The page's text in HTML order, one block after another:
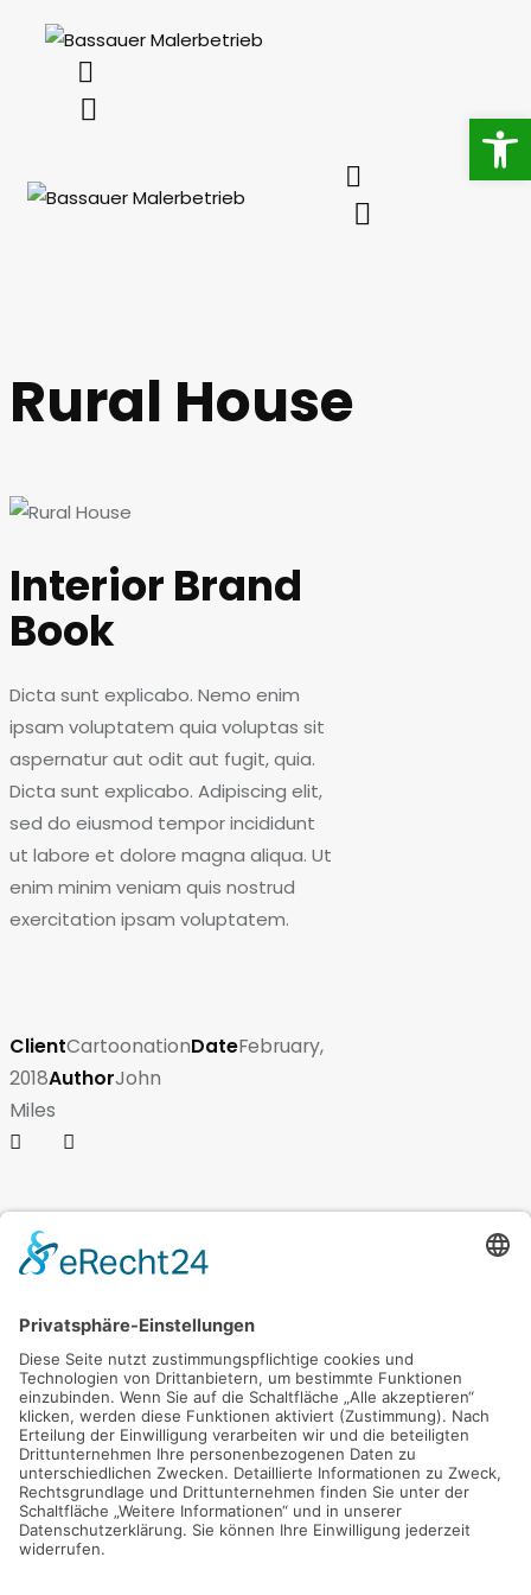
Rural House
Interior Brand
Book
Dicta sunt explicabo. Nemo enim
ipsam voluptatem quia voluptas sit
aspernatur aut odit aut fugit, quia.
Dicta sunt explicabo. Adipiscing elit,
sed do eiusmod tempor incididunt
ut labore et dolore magna aliqua. Ut
enim minim veniam quis nostrud
exercitation ipsam voluptatem.
ClientCartoonationDateFebruary,
2018AuthorJohn
Miles
You
May
Also
Like Interiors
Southern Day
Interiors,Modern
Top
Accents